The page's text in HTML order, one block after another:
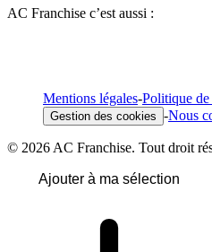
AC Franchise c’est aussi :
Mentions légales-Politique
Gestion des cookies -Nous
© 2026 AC Franchise. Tout droit
Ajouter à ma sélection